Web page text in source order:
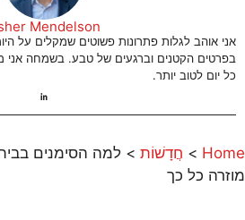
Mendelson
אני אוהב לגלות פתרונות פשוטים שמקלים על
בפרטים הקטנים וברגעים של טבע. בשמחה אני
כל יום לטוב יותר.
Home
> חֲדָשׁוֹת > למה הסימנים
מוזרה כל כך